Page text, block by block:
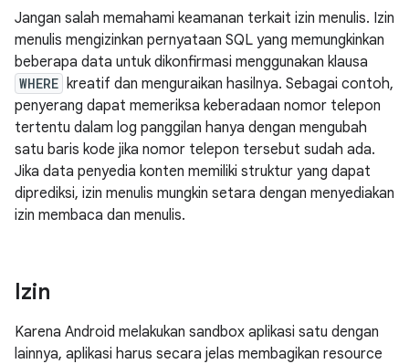
Jangan salah memahami keamanan terkait izin menulis. Izin
menulis mengizinkan pernyataan SQL yang memungkinkan
beberapa data untuk dikonfirmasi menggunakan klausa
WHERE kreatif dan menguraikan hasilnya. Sebagai contoh,
penyerang dapat memeriksa keberadaan nomor telepon
tertentu dalam log panggilan hanya dengan mengubah
satu baris kode jika nomor telepon tersebut sudah ada.
Jika data penyedia konten memiliki struktur yang dapat
diprediksi, izin menulis mungkin setara dengan menyediakan
izin membaca dan menulis.
Izin
Karena Android melakukan sandbox aplikasi satu dengan
lainnya, aplikasi harus secara jelas membagikan resource